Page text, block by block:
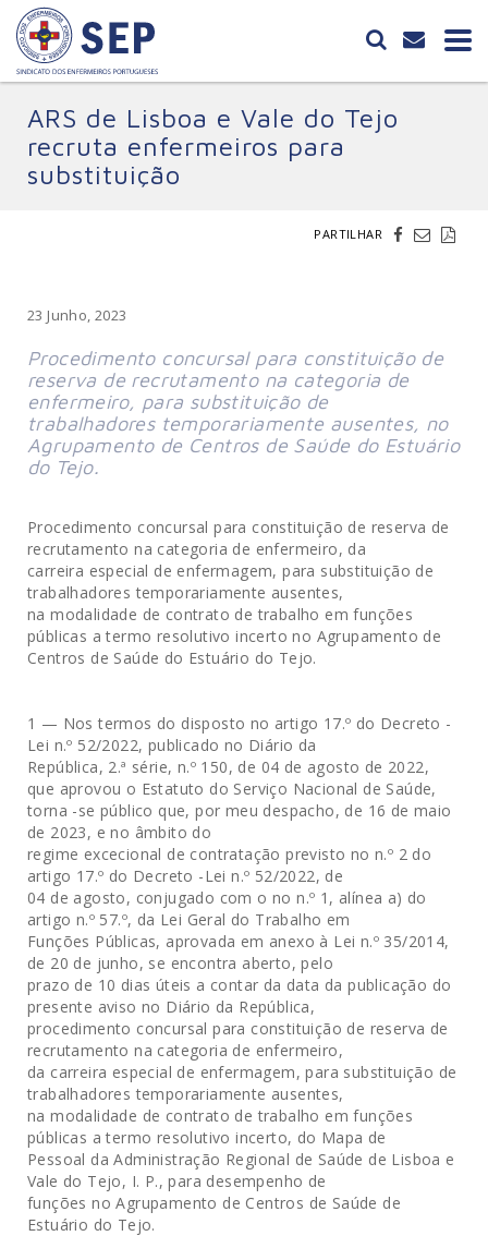
ARS de Lisboa e Vale do Tejo
recruta enfermeiros para
substituição
PARTILHAR
23 Junho, 2023
Procedimento concursal para constituição de
reserva de recrutamento na categoria de
enfermeiro, para substituição de
trabalhadores temporariamente ausentes, no
Agrupamento de Centros de Saúde do Estuário
do Tejo.
Procedimento concursal para constituição de reserva de
recrutamento na categoria de enfermeiro, da
carreira especial de enfermagem, para substituição de
trabalhadores temporariamente ausentes,
na modalidade de contrato de trabalho em funções
públicas a termo resolutivo incerto no Agrupamento de
Centros de Saúde do Estuário do Tejo.
1 — Nos termos do disposto no artigo 17.º do Decreto -
Lei n.º 52/2022, publicado no Diário da
República, 2.ª série, n.º 150, de 04 de agosto de 2022,
que aprovou o Estatuto do Serviço Nacional de Saúde,
torna -se público que, por meu despacho, de 16 de maio
de 2023, e no âmbito do
regime excecional de contratação previsto no n.º 2 do
artigo 17.º do Decreto -Lei n.º 52/2022, de
04 de agosto, conjugado com o no n.º 1, alínea a) do
artigo n.º 57.º, da Lei Geral do Trabalho em
Funções Públicas, aprovada em anexo à Lei n.º 35/2014,
de 20 de junho, se encontra aberto, pelo
prazo de 10 dias úteis a contar da data da publicação do
presente aviso no Diário da República,
procedimento concursal para constituição de reserva de
recrutamento na categoria de enfermeiro,
da carreira especial de enfermagem, para substituição de
trabalhadores temporariamente ausentes,
na modalidade de contrato de trabalho em funções
públicas a termo resolutivo incerto, do Mapa de
Pessoal da Administração Regional de Saúde de Lisboa e
Vale do Tejo, I. P., para desempenho de
funções no Agrupamento de Centros de Saúde de
Estuário do Tejo.